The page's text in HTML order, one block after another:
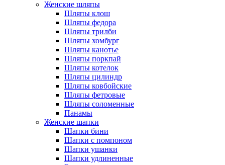
Женские шляпы
Шляпы клош
Шляпы федора
Шляпы трилби
Шляпы хомбург
Шляпы канотье
Шляпы поркпай
Шляпы котелок
Шляпы цилиндр
Шляпы ковбойские
Шляпы фетровые
Шляпы соломенные
Панамы
Женские шапки
Шапки бини
Шапки с помпоном
Шапки ушанки
Шапки удлиненные